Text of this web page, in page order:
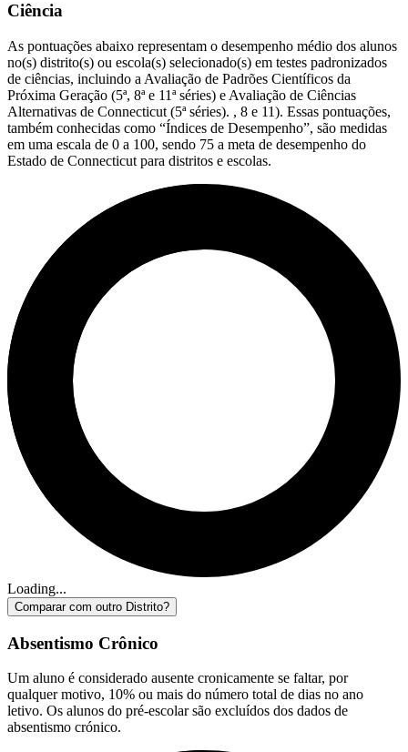
Ciência
As pontuações abaixo representam o desempenho médio dos alunos
no(s) distrito(s) ou escola(s) selecionado(s) em testes padronizados
de ciências, incluindo a Avaliação de Padrões Científicos da
Próxima Geração (5ª, 8ª e 11ª séries) e Avaliação de Ciências
Alternativas de Connecticut (5ª séries). , 8 e 11). Essas pontuações,
também conhecidas como “Índices de Desempenho”, são medidas
em uma escala de 0 a 100, sendo 75 a meta de desempenho do
Estado de Connecticut para distritos e escolas.
Loading...
Comparar com outro Distrito?
Absentismo Crônico
Um aluno é considerado ausente cronicamente se faltar, por
qualquer motivo, 10% ou mais do número total de dias no ano
letivo. Os alunos do pré-escolar são excluídos dos dados de
absentismo crónico.